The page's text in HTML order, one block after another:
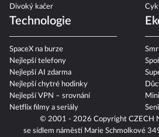
© 2001 - 2026 Copyright CZECH
se sídlem náměstí Marie Schmolkové
Divoký kačer
Technologie
SpaceX na burze
Nejlepší telefony
Nejlepší AI zdarma
Nejlepší chytré hodinky
Nejlepší VPN – srovnání
Netflix filmy a seriály